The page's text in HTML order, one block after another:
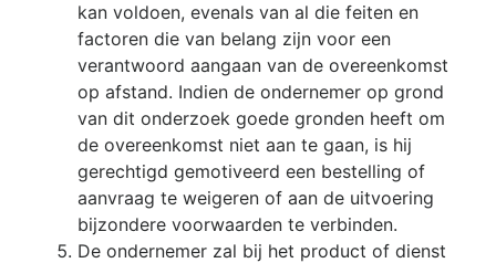
kan voldoen, evenals van al die feiten en
factoren die van belang zijn voor een
verantwoord aangaan van de overeenkomst
op afstand. Indien de ondernemer op grond
van dit onderzoek goede gronden heeft om
de overeenkomst niet aan te gaan, is hij
gerechtigd gemotiveerd een bestelling of
aanvraag te weigeren of aan de uitvoering
bijzondere voorwaarden te verbinden.
De ondernemer zal bij het product of dienst